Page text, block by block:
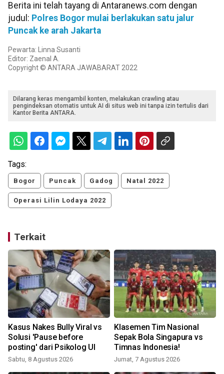
Berita ini telah tayang di Antaranews.com dengan
judul: Polres Bogor mulai berlakukan satu jalur
Puncak ke arah Jakarta
Pewarta: Linna Susanti
Editor: Zaenal A.
Copyright © ANTARA JAWABARAT 2022
Dilarang keras mengambil konten, melakukan crawling atau
pengindeksan otomatis untuk AI di situs web ini tanpa izin tertulis dari
Kantor Berita ANTARA.
Tags:
Bogor Puncak Gadog Natal 2022
Operasi Lilin Lodaya 2022
Terkait
Kasus Nakes Bully Viral vs
Solusi 'Pause before
posting' dari Psikolog UI
Sabtu, 8 Agustus 2026
Klasemen Tim Nasional
Sepak Bola Singapura vs
Timnas Indonesia!
Jumat, 7 Agustus 2026